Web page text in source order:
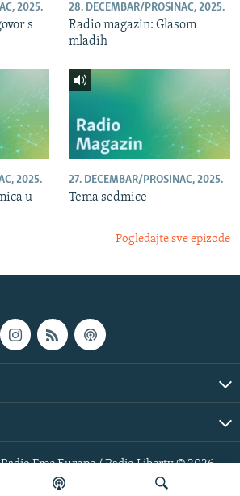
2025.
s
28. DECEMBAR/PROSINAC, 2025.
Radio magazin: Glasom
mladih
2025.
u
27. DECEMBAR/PROSINAC, 2025.
Tema sedmice
Pogledajte sve epizode
Free Europe / Radio Liberty © 2026